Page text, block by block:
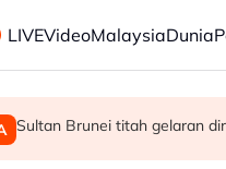
LIVEVideoMalaysiaDunia
GALERI PETRONAS
M. Nasir pilih Aliff Aziz,
Sultan Brunei titah gelaran